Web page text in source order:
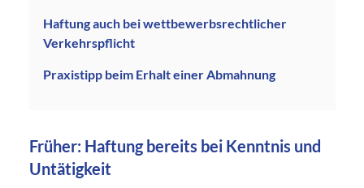
Haftung auch bei wettbewerbsrechtlicher
Verkehrspflicht
Praxistipp beim Erhalt einer Abmahnung
Früher: Haftung bereits bei Kenntnis und
Untätigkeit